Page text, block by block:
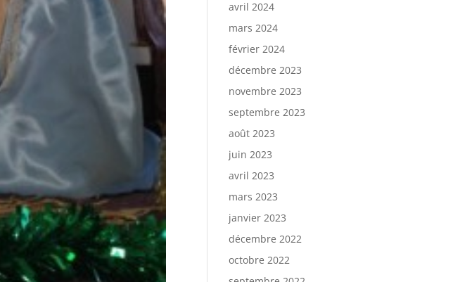
avril 2024
mars 2024
février 2024
décembre 2023
novembre 2023
septembre 2023
août 2023
juin 2023
avril 2023
mars 2023
janvier 2023
décembre 2022
octobre 2022